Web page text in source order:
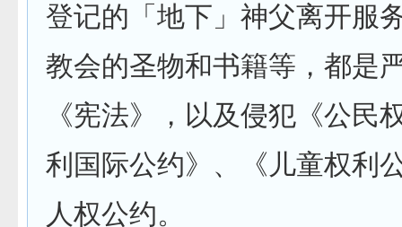
登记的「地下」神父离开服
教会的圣物和书籍等，都是
《宪法》，以及侵犯《公民
利国际公约》、《儿童权利
人权公约。